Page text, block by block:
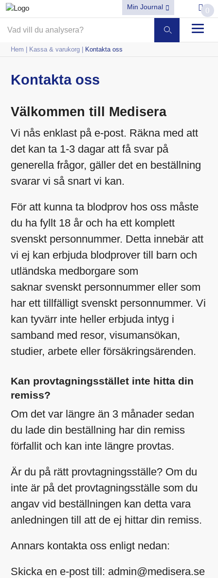
Min Journal 0
Hem | Kassa & varukorg | Kontakta oss
Kontakta oss
Välkommen till Medisera
Vi nås enklast på e-post. Räkna med att
det kan ta 1-3 dagar att få svar på
generella frågor, gäller det en beställning
svarar vi så snart vi kan.
För att kunna ta blodprov hos oss måste
du ha fyllt 18 år och ha ett komplett
svenskt personnummer. Detta innebär att
vi ej kan erbjuda blodprover till barn och
utländska medborgare som
saknar svenskt personnummer eller som
har ett tillfälligt svenskt personnummer. Vi
kan tyvärr inte heller erbjuda intyg i
samband med resor, visumansökan,
studier, arbete eller försäkringsärenden.
Kan provtagningsstället inte hitta din
remiss?
Om det var längre än 3 månader sedan
du lade din beställning har din remiss
förfallit och kan inte längre provtas.
Är du på rätt provtagningsställe? Om du
inte är på det provtagningsställe som du
angav vid beställningen kan detta vara
anledningen till att de ej hittar din remiss.
Annars kontakta oss enligt nedan:
Skicka en e-post till: admin@medisera.se